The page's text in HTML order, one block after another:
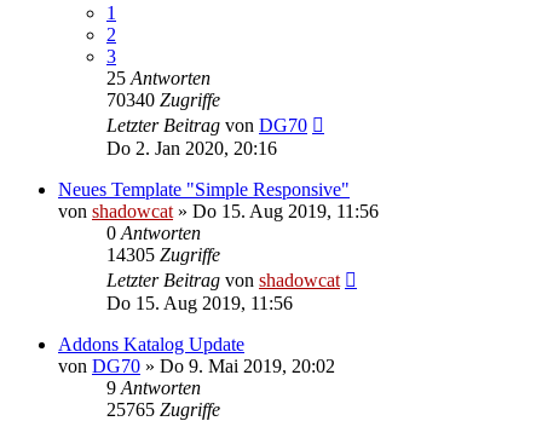
1
2
3
25 Antworten
70340 Zugriffe
Letzter Beitrag von DG70
Do 2. Jan 2020, 20:16
Neues Template "Simple Responsive"
von shadowcat » Do 15. Aug 2019, 11:56
0 Antworten
14305 Zugriffe
Letzter Beitrag von shadowcat
Do 15. Aug 2019, 11:56
Addons Katalog Update
von DG70 » Do 9. Mai 2019, 20:02
9 Antworten
25765 Zugriffe